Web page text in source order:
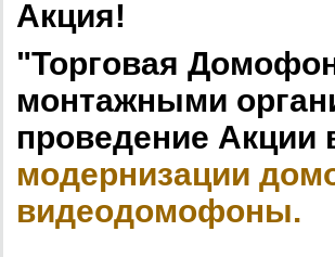
Акция!
"Торговая
монтажными
проведение Акции
модернизации
видеодомофоны.